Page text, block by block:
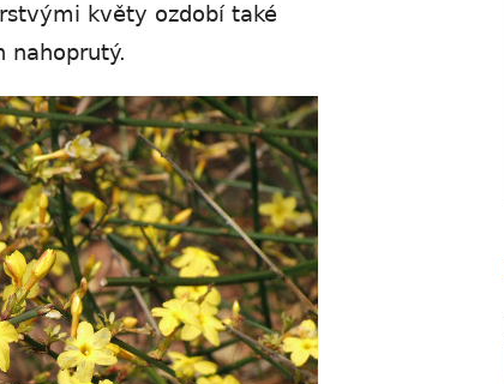
květy ozdobí také
nahoprutý.